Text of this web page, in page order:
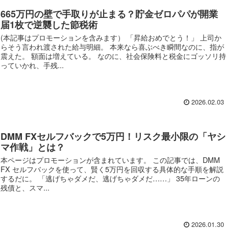
665万円の壁で手取りが止まる？貯金ゼロパパが開業
届1枚で逆襲した節税術
(本記事はプロモーションを含みます） 「昇給おめでとう！」 上司か
らそう言われ渡された給与明細。 本来なら喜ぶべき瞬間なのに、指が
震えた。 額面は増えている。 なのに、社会保険料と税金にゴッソリ持
っていかれ、手残...
2026.02.03
DMM FXセルフバックで5万円！リスク最小限の「ヤシ
マ作戦」とは？
本ページはプロモーションが含まれています。 この記事では、DMM
FX セルフバックを使って、賢く5万円を回収する具体的な手順を解説
するだに。 「逃げちゃダメだ、逃げちゃダメだ……」 35年ローンの
残債と、スマ...
2026.01.30